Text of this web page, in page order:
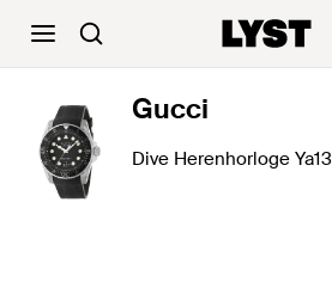
Gucci
Dive Herenhorloge